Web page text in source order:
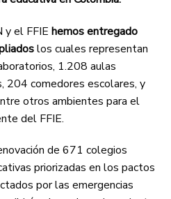
y el FFIE hemos entregado
los cuales representan
1.208 aulas
204 comedores escolares, y
otros ambientes para el
del FFIE.
de 671 colegios
priorizadas en los pactos
por las emergencias